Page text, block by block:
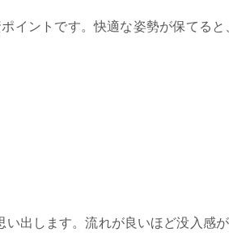
イントです。快適な姿勢が保てると
い出します。流れが良いほど没入感